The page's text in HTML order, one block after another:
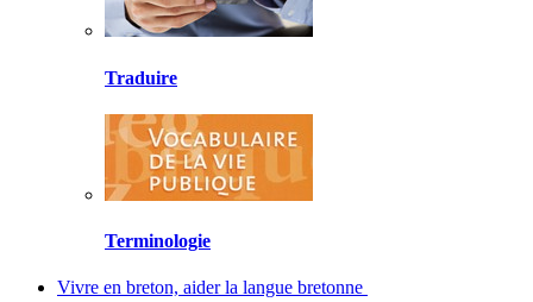
Traduire
Terminologie
Vivre en breton, aider la langue bretonne